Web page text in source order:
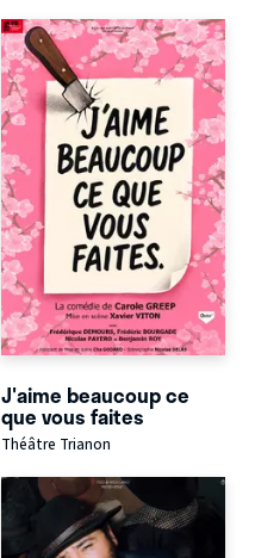
J'aime beaucoup ce
que vous faites
Théâtre Trianon